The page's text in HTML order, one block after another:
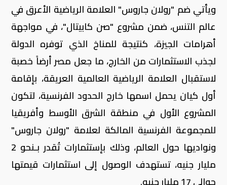
ويأتي ضم "رولان جاروس" العلامة الرياضية الأعرق في
عالم التنس، ضمن مشروع "صن كابيتال"، في مواجهة
أهرامات الجيزة، كنتيجة للمناخ الذي توفره الدولة
لجذب الاستثمارات من الخارج، ما جعل مصر أرضاً خصبة
لاستقبال العلامة الرياضية العالمية العريقة، بإقامة
أول كيان يحمل اسمها خارج الحدود الفرنسية، لتكون
المشروع الأول في منطقة الشرق الأوسط وأفريقيا
للمجموعة الفرنسية المالكة لعلامة "رولان جاروس"
ونواديها حول العالم، وذلك بإستثمارات تُقدر بـنحو 2
مليار جنيه، تستهدف الوصول إلى استثمارات قيمتها
حوالي 17 مليار جنيه.